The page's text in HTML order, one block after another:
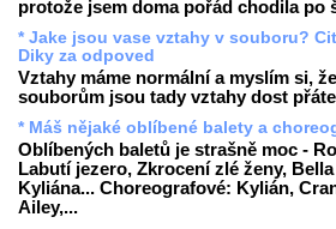
protože jsem doma pořád chodila po
* Jake jsou vase vztahy v souboru?
Diky za odpoved
Vztahy máme normální a myslím si,
souborům jsou tady vztahy dost
* Máš nějaké oblíbené balety a
Oblíbených baletů je strašně moc -
Labutí jezero, Zkrocení zlé ženy,
Kyliána... Choreografové: Kylián,
Ailey,...